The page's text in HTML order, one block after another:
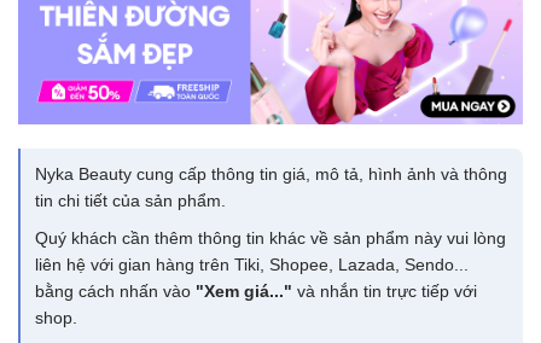
Nyka Beauty cung cấp thông tin giá, mô tả, hình ảnh và thông
tin chi tiết của sản phẩm.
Quý khách cần thêm thông tin khác về sản phẩm này vui lòng
liên hệ với gian hàng trên Tiki, Shopee, Lazada, Sendo...
bằng cách nhấn vào "Xem giá..." và nhắn tin trực tiếp với
shop.